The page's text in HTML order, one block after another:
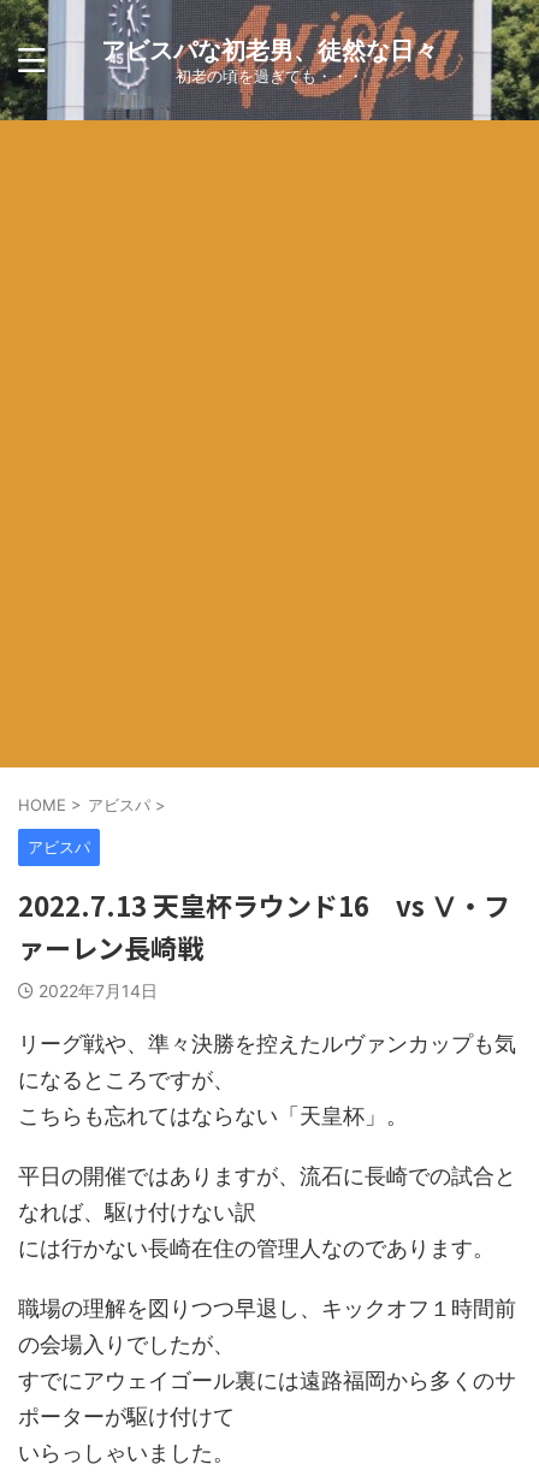
アビスパな初老男、徒然な日々
初老の頃を過ぎても・・・
HOME > アビスパ >
アビスパ
2022.7.13 天皇杯ラウンド16 vs Ⅴ・フ
ァーレン長崎戦
2022年7月14日
リーグ戦や、準々決勝を控えたルヴァンカップも気
になるところですが、
こちらも忘れてはならない「天皇杯」。
平日の開催ではありますが、流石に長崎での試合と
なれば、駆け付けない訳
には行かない長崎在住の管理人なのであります。
職場の理解を図りつつ早退し、キックオフ１時間前
の会場入りでしたが、
すでにアウェイゴール裏には遠路福岡から多くのサ
ポーターが駆け付けて
いらっしゃいました。